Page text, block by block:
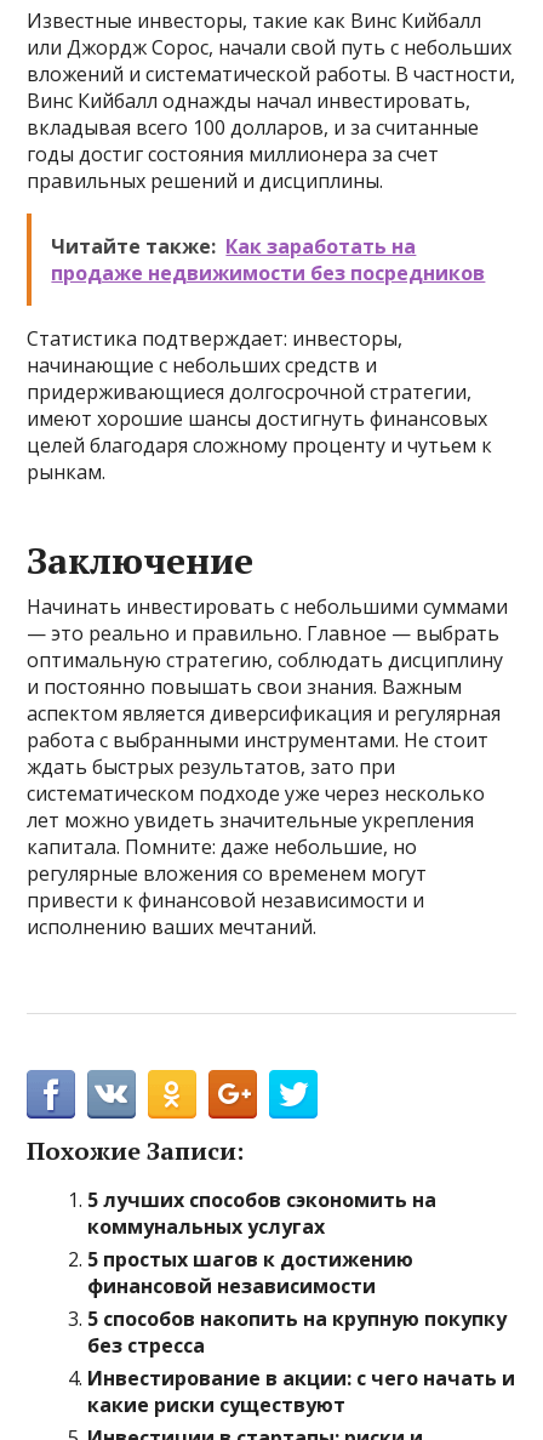
Известные инвесторы, такие как Винс Кийбалл
или Джордж Сорос, начали свой путь с небольших
вложений и систематической работы. В частности,
Винс Кийбалл однажды начал инвестировать,
вкладывая всего 100 долларов, и за считанные
годы достиг состояния миллионера за счет
правильных решений и дисциплины.
Читайте также: Как заработать на
продаже недвижимости без посредников
Статистика подтверждает: инвесторы,
начинающие с небольших средств и
придерживающиеся долгосрочной стратегии,
имеют хорошие шансы достигнуть финансовых
целей благодаря сложному проценту и чутьем к
рынкам.
Заключение
Начинать инвестировать с небольшими суммами
— это реально и правильно. Главное — выбрать
оптимальную стратегию, соблюдать дисциплину
и постоянно повышать свои знания. Важным
аспектом является диверсификация и регулярная
работа с выбранными инструментами. Не стоит
ждать быстрых результатов, зато при
систематическом подходе уже через несколько
лет можно увидеть значительные укрепления
капитала. Помните: даже небольшие, но
регулярные вложения со временем могут
привести к финансовой независимости и
исполнению ваших мечтаний.
Похожие Записи:
5 лучших способов сэкономить на
коммунальных услугах
5 простых шагов к достижению
финансовой независимости
5 способов накопить на крупную покупку
без стресса
Инвестирование в акции: с чего начать и
какие риски существуют